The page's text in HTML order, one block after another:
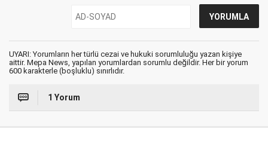
UYARI: Yorumların her türlü cezai ve hukuki sorumluluğu yazan kişiye
aittir. Mepa News, yapılan yorumlardan sorumlu değildir. Her bir yorum
600 karakterle (boşluklu) sınırlıdır.
1 Yorum